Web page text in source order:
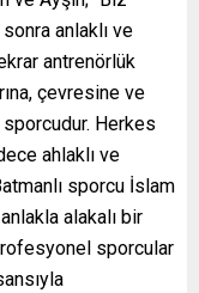
sonra anlaklı ve
antrenörlük
çevresine ve
Herkes
ahlaklı ve
sporcu İslam
alakalı bir
sporcular